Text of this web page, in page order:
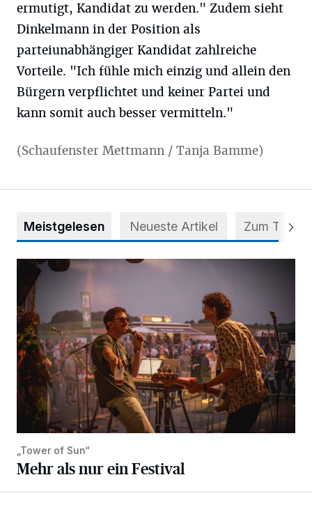
ermutigt, Kandidat zu werden." Zudem sieht
Dinkelmann in der Position als
parteiunabhängiger Kandidat zahlreiche
Vorteile. "Ich fühle mich einzig und allein den
Bürgern verpflichtet und keiner Partei und
kann somit auch besser vermitteln."
(Schaufenster Mettmann / Tanja Bamme)
Meistgelesen Neueste Artikel Zum Thema
Mehr als nur ein Festival
„Tower of Sun“
Mehr als nur ein Festival